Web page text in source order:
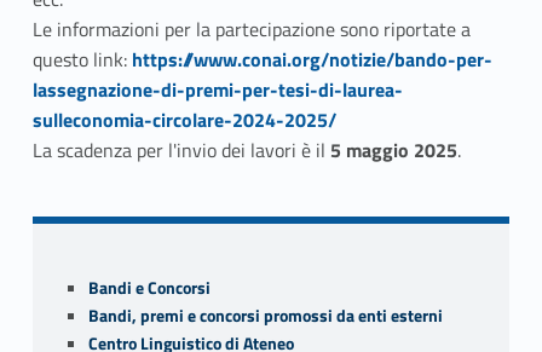
Le informazioni per la partecipazione sono riportate a
questo link: Link identifier #identifier__108014-2
https://www.conai.org/notizie/bando-per-
lassegnazione-di-premi-per-tesi-di-laurea-
sulleconomia-circolare-2024-2025/
La scadenza per l'invio dei lavori è il 5 maggio 2025.
Sidebar
Bandi e Concorsi
Bandi, premi e concorsi promossi da enti esterni
Centro Linguistico di Ateneo